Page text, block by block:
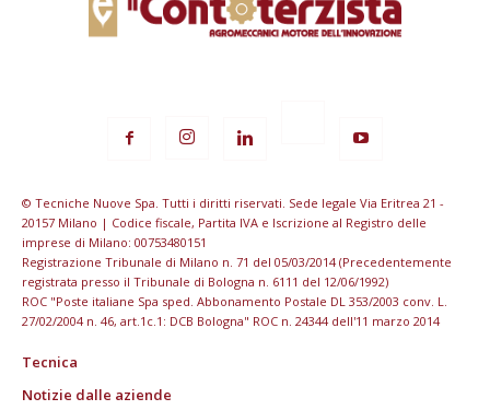
© Tecniche Nuove Spa. Tutti i diritti riservati. Sede legale Via Eritrea 21 -
20157 Milano | Codice fiscale, Partita IVA e Iscrizione al Registro delle
imprese di Milano: 00753480151
Registrazione Tribunale di Milano n. 71 del 05/03/2014 (Precedentemente
registrata presso il Tribunale di Bologna n. 6111 del 12/06/1992)
ROC "Poste italiane Spa sped. Abbonamento Postale DL 353/2003 conv. L.
27/02/2004 n. 46, art.1c.1: DCB Bologna" ROC n. 24344 dell'11 marzo 2014
Tecnica
Notizie dalle aziende